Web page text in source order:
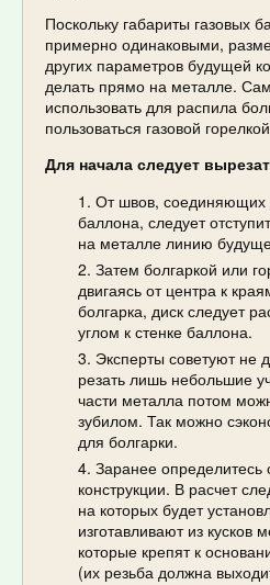
Поскольку габариты газовых
примерно одинаковыми,
других параметров будущей
делать прямо на металле.
использовать для распила
пользоваться газовой
Для начала следует
От швов,
баллона, следует
на металле линию
Затем болгаркой или
двигаясь от центра к
болгарка, диск следует
углом к стенке баллона.
Эксперты советуют не
резать лишь небольшие
части металла потом
зубилом. Так можно
для болгарки.
Заранее определитесь
конструкции. В расчет
на которых будет
изготавливают из кусков
которые крепят к
(их резьба должна